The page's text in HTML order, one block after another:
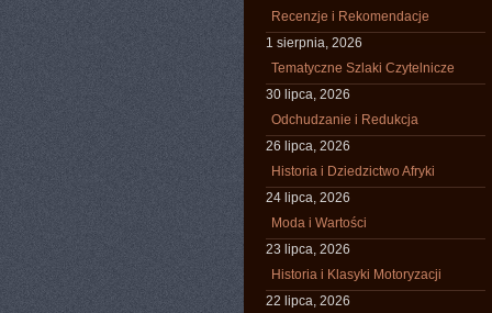
Recenzje i Rekomendacje
1 sierpnia, 2026
Tematyczne Szlaki Czytelnicze
30 lipca, 2026
Odchudzanie i Redukcja
26 lipca, 2026
Historia i Dziedzictwo Afryki
24 lipca, 2026
Moda i Wartości
23 lipca, 2026
Historia i Klasyki Motoryzacji
22 lipca, 2026